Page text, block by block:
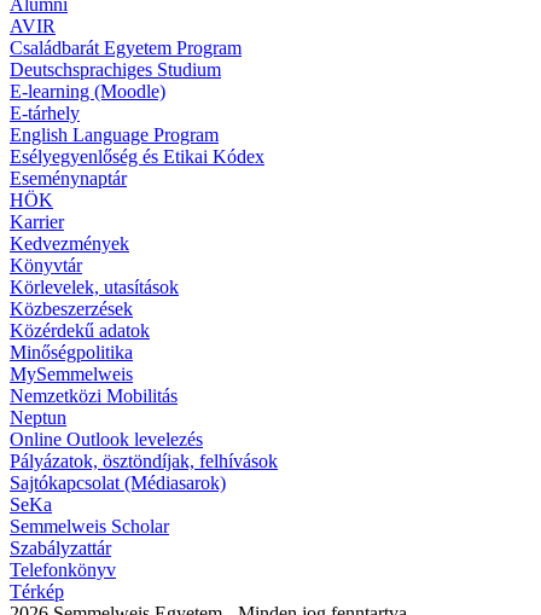
Alumni
AVIR
Családbarát Egyetem Program
Deutschsprachiges Studium
E-learning (Moodle)
E-tárhely
English Language Program
Esélyegyenlőség és Etikai Kódex
Eseménynaptár
HÖK
Karrier
Kedvezmények
Könyvtár
Körlevelek, utasítások
Közbeszerzések
Közérdekű adatok
Minőségpolitika
MySemmelweis
Nemzetközi Mobilitás
Neptun
Online Outlook levelezés
Pályázatok, ösztöndíjak, felhívások
Sajtókapcsolat (Médiasarok)
SeKa
Semmelweis Scholar
Szabályzattár
Telefonkönyv
Térkép